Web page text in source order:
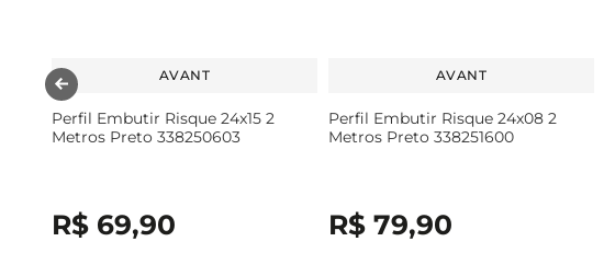
AVANT
Perfil Embutir Risque 24x15 2
Metros Preto 338250603
R$ 69,90
AVANT
Perfil Embutir Risque 24x08 2
Metros Preto 338251600
R$ 79,90